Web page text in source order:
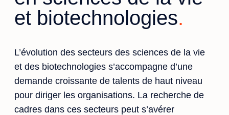
et biotechnologies
L’évolution des secteurs des sciences de la vie
et des biotechnologies s’accompagne d’une
demande croissante de talents de haut niveau
pour diriger les organisations. La recherche de
cadres dans ces secteurs peut s’avérer